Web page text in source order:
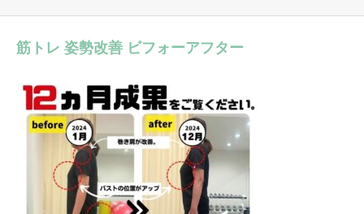
筋トレ 姿勢改善 ビフォーアフター